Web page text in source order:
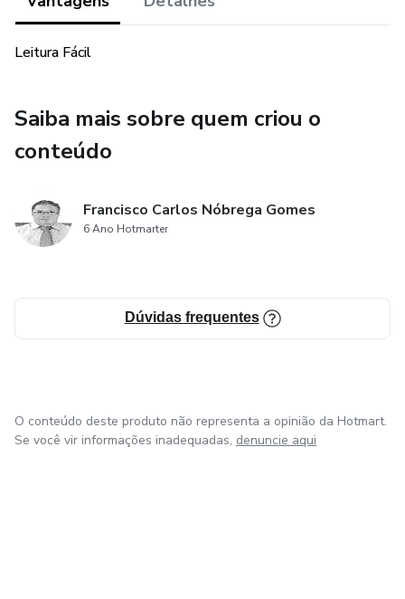
Leitura Fácil
Saiba mais sobre quem criou o
conteúdo
Francisco Carlos Nóbrega Gomes
6 Ano Hotmarter
Dúvidas frequentes
O conteúdo deste produto não representa a opinião da Hotmart.
Se você vir informações inadequadas, denuncie aqui